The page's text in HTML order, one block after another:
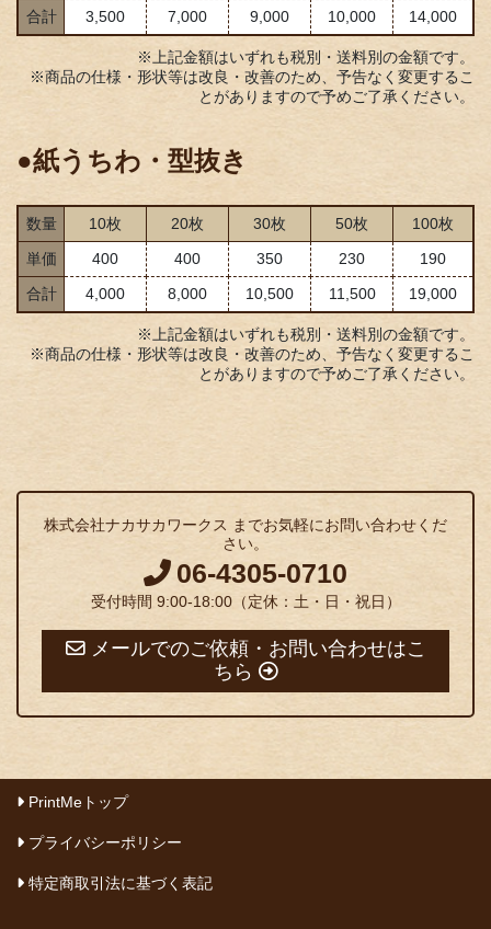
合計
3,500 7,000 9,000 10,000 14,000
※上記金額はいずれも税別・送料別の金額です。
※商品の仕様・形状等は改良・改善のため、予告なく変更するこ
とがありますので予めご了承ください。
●紙うちわ・型抜き
数量 10枚 20枚 30枚 50枚
100枚
単価
400 400 350 230
190
合計
4,000 8,000 10,500 11,500 19,000
※上記金額はいずれも税別・送料別の金額です。
※商品の仕様・形状等は改良・改善のため、予告なく変更するこ
とがありますので予めご了承ください。
株式会社ナカサカワークス までお気軽にお問い合わせくだ
さい。
06-4305-0710
受付時間 9:00-18:00（定休：土・日・祝日）
メールでのご依頼・お問い合わせはこ
ちら
PrintMeトップ
プライバシーポリシー
特定商取引法に基づく表記